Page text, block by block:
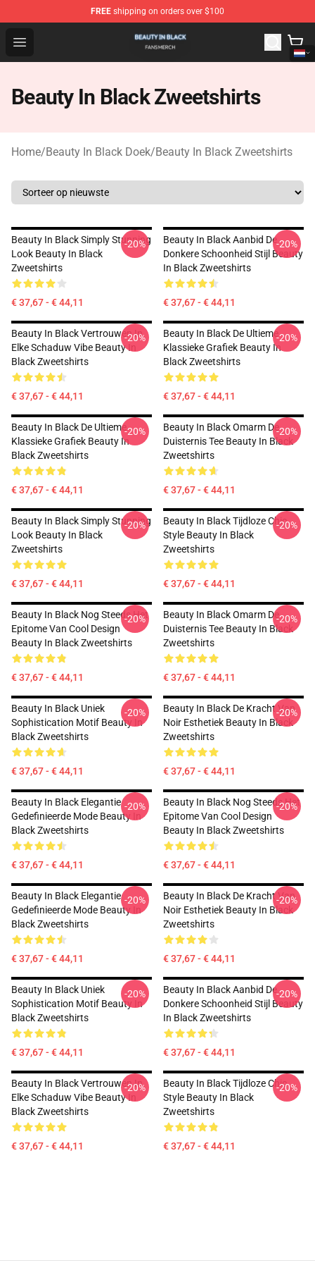
FREE shipping on orders over $100
Open menu
Beauty In Black Shop - Official Beauty In Black
Beauty In Black Zweetshirts
Home/Beauty In Black Doek/Beauty In Black Zweetshirts
Beauty In Black Simply Stunning
Look Beauty In Black
Zweetshirts
€ 37,67 - € 44,11
-20%
Beauty In Black Aanbid De
Donkere Schoonheid Stijl Beauty
In Black Zweetshirts
€ 37,67 - € 44,11
-20%
Beauty In Black Vertrouwen In
Elke Schaduw Vibe Beauty In
Black Zweetshirts
€ 37,67 - € 44,11
-20%
Beauty In Black De Ultieme
Klassieke Grafiek Beauty In
Black Zweetshirts
€ 37,67 - € 44,11
-20%
Beauty In Black De Ultieme
Klassieke Grafiek Beauty In
Black Zweetshirts
€ 37,67 - € 44,11
-20%
Beauty In Black Omarm De
Duisternis Tee Beauty In Black
Zweetshirts
€ 37,67 - € 44,11
-20%
Beauty In Black Simply Stunning
Look Beauty In Black
Zweetshirts
€ 37,67 - € 44,11
-20%
Beauty In Black Tijdloze Chic
Style Beauty In Black
Zweetshirts
€ 37,67 - € 44,11
-20%
Beauty In Black Nog Steeds Het
Epitome Van Cool Design
Beauty In Black Zweetshirts
€ 37,67 - € 44,11
-20%
Beauty In Black Omarm De
Duisternis Tee Beauty In Black
Zweetshirts
€ 37,67 - € 44,11
-20%
Beauty In Black Uniek
Sophistication Motif Beauty In
Black Zweetshirts
€ 37,67 - € 44,11
-20%
Beauty In Black De Kracht Van
Noir Esthetiek Beauty In Black
Zweetshirts
€ 37,67 - € 44,11
-20%
Beauty In Black Elegantie
Gedefinieerde Mode Beauty In
Black Zweetshirts
€ 37,67 - € 44,11
-20%
Beauty In Black Nog Steeds Het
Epitome Van Cool Design
Beauty In Black Zweetshirts
€ 37,67 - € 44,11
-20%
Beauty In Black Elegantie
Gedefinieerde Mode Beauty In
Black Zweetshirts
€ 37,67 - € 44,11
-20%
Beauty In Black De Kracht Van
Noir Esthetiek Beauty In Black
Zweetshirts
€ 37,67 - € 44,11
-20%
Beauty In Black Uniek
Sophistication Motif Beauty In
Black Zweetshirts
€ 37,67 - € 44,11
-20%
Beauty In Black Aanbid De
Donkere Schoonheid Stijl Beauty
In Black Zweetshirts
€ 37,67 - € 44,11
-20%
Beauty In Black Vertrouwen In
Elke Schaduw Vibe Beauty In
Black Zweetshirts
€ 37,67 - € 44,11
-20%
Beauty In Black Tijdloze Chic
Style Beauty In Black
Zweetshirts
€ 37,67 - € 44,11
-20%